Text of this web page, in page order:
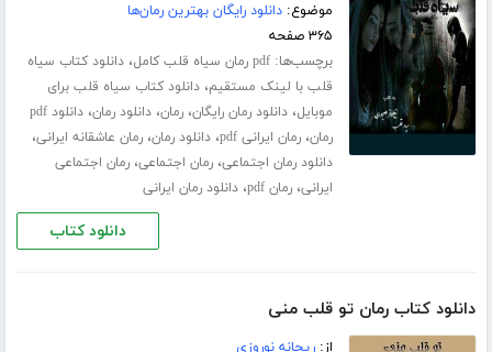
موضوع:دانلود رایگان بهترین رمان‌ها
۳۶۵ صفحه
برچسب‌ها:pdf رمان سیاه قلب کامل ،دانلود کتاب سیاه
قلب با لینک مستقیم،دانلود کتاب سیاه قلب برای
موبایل،دانلود رمان رایگان،رمان،دانلود رمان،
دانلود pdf
رمان،رمان ایرانی pdf ،دانلود رمان،رمان عاشقانه ایرانی،
دانلود رمان اجتماعی،رمان اجتماعی،رمان اجتماعی
ایرانی،رمان pdf ،دانلود رمان ایرانی
دانلود کتاب
دانلود کتاب رمان تو قلب منی
از:ریحانه نوروزی